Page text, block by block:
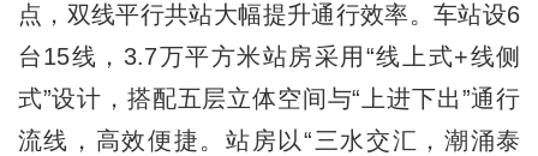
点，双线平行共站大幅提升通行效率。车站设6
台15线，3.7万平方米站房采用“线上式+线侧
式”设计，搭配五层立体空间与“上进下出”通行
流线，高效便捷。站房以“三水交汇，潮涌泰